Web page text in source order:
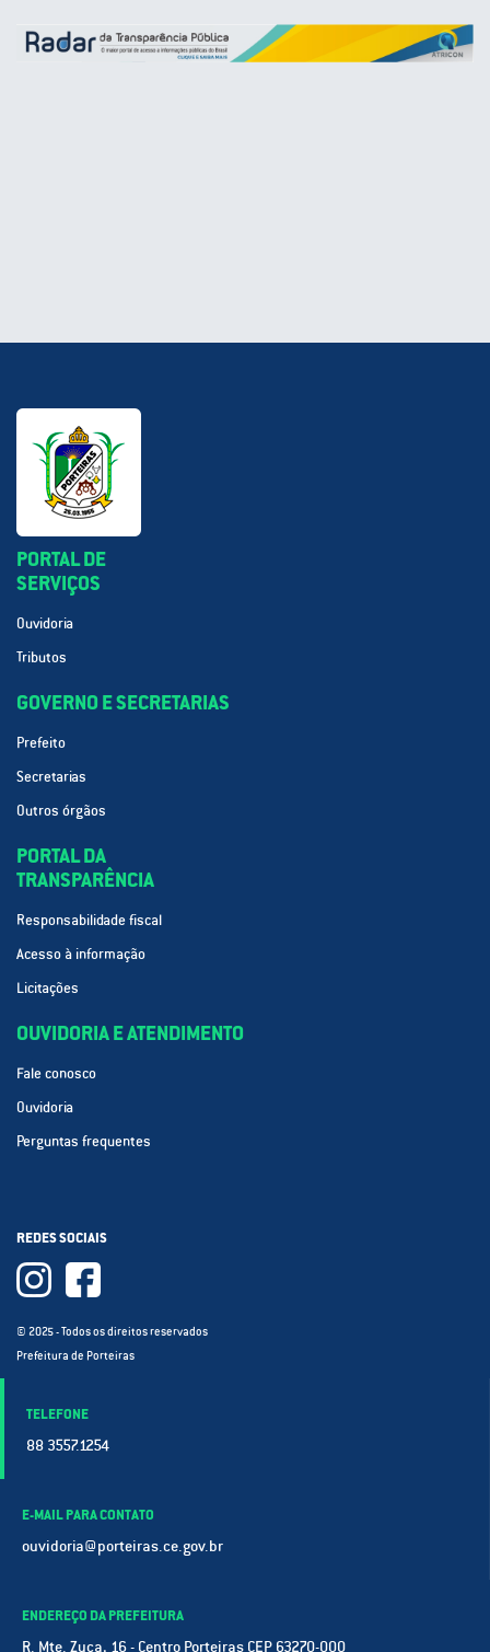
PORTAL DE
SERVIÇOS
Ouvidoria
Tributos
GOVERNO E SECRETARIAS
Prefeito
Secretarias
Outros órgãos
PORTAL DA
TRANSPARÊNCIA
Responsabilidade fiscal
Acesso à informação
Licitações
OUVIDORIA E ATENDIMENTO
Fale conosco
Ouvidoria
Perguntas frequentes
REDES SOCIAIS
© 2025 - Todos os direitos reservados
Prefeitura de Porteiras
TELEFONE
88 3557.1254
E-MAIL PARA CONTATO
ouvidoria@porteiras.ce.gov.br
ENDEREÇO DA PREFEITURA
R. Mte. Zuca, 16 - Centro Porteiras CEP 63270-000